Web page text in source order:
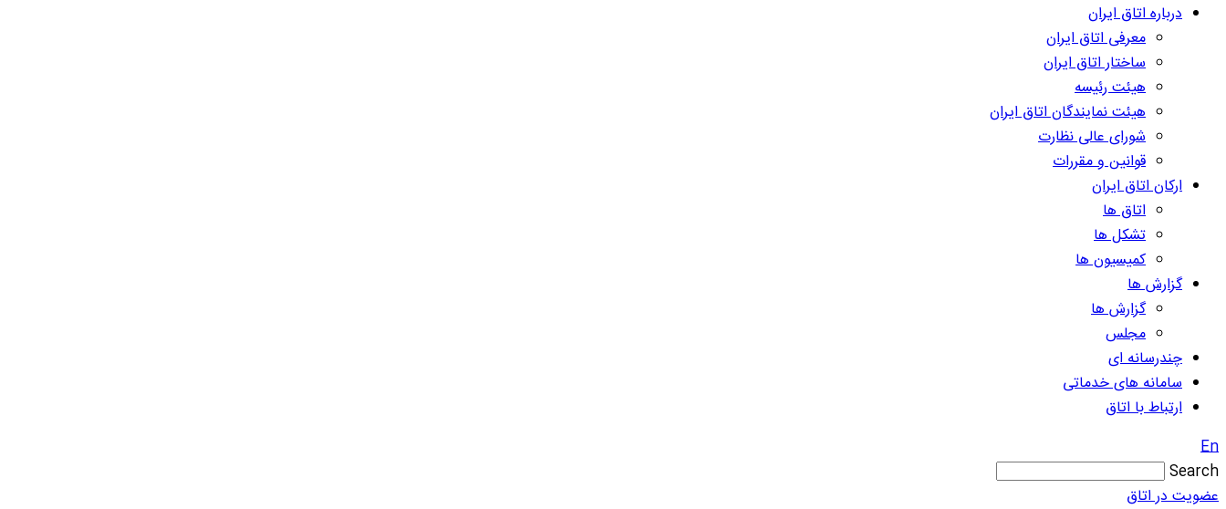
درباره اتاق ایران
معرفی اتاق ایران
ساختار اتاق ایران
هیئت رئیسه
هیئت نمایندگان اتاق ایران
شورای عالی نظارت
قوانین و مقررات
ارکان اتاق ایران
اتاق ها
تشکل ها
کمیسیون ها
گزارش ها
گزارش ها
مجلس
چندرسانه ای
سامانه های خدماتی
ارتباط با اتاق
En
Search
عضویت در اتاق